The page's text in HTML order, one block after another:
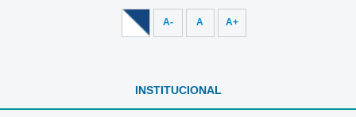
A- A A+
INSTITUCIONAL